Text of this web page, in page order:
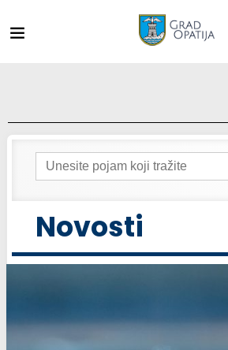
Search
for:
Novosti